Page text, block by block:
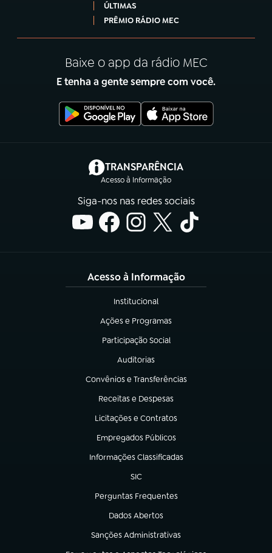
ÚLTIMAS
PRÊMIO RÁDIO MEC
Baixe o app da rádio MEC
E tenha a gente sempre com você.
TRANSPARÊNCIA
Acesso à Informação
(abre em nova aba)
Siga-nos nas redes sociais
Acesso à Informação
Institucional
(abre em nova aba)
Ações e Programas
(abre em nova aba)
Participação Social
(abre em nova aba)
Auditorias
(abre em nova aba)
Convênios e Transferências
(abre em nova aba)
Receitas e Despesas
(abre em nova aba)
Licitações e Contratos
(abre em nova aba)
Empregados Públicos
(abre em nova aba)
Informações Classificadas
(abre em nova aba)
SIC
(abre em nova aba)
Perguntas Frequentes
(abre em nova aba)
Dados Abertos
(abre em nova aba)
Sanções Administrativas
(abre em nova aba)